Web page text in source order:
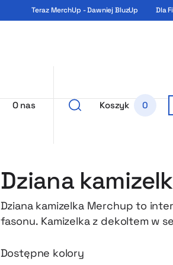
Teraz MerchUp - Dawniej BluzUp Dla
O nas Koszyk 0
Dziana
Dziana kamizelka Merchup to
fasonu. Kamizelka z dekoltem w
ruchu. Doskonale sprawdzi się
Dostępne kolory